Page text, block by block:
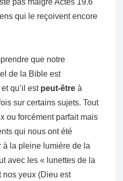
qui le reçoivent encore
que notre
de la Bible est
qu’il est peut-être à
sur certains sujets. Tout
ou forcément parfait mais
qui nous ont été
la pleine lumière de la
avec les « lunettes de la
nos yeux (Dieu est